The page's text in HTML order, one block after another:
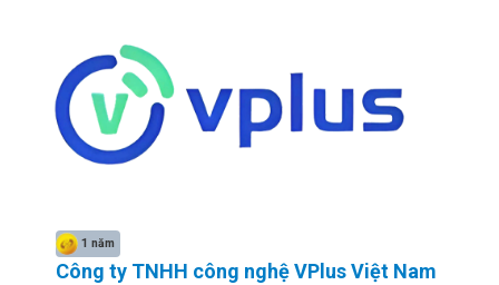
1 năm
Công ty TNHH công nghệ VPlus Việt Nam